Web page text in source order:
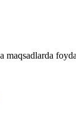
maqsadlarda